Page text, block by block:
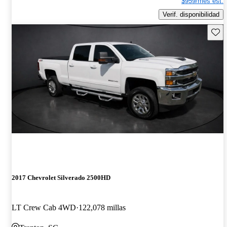
Verif. disponibilidad
2017 Chevrolet Silverado 2500HD
LT Crew Cab 4WD 122,078 millas